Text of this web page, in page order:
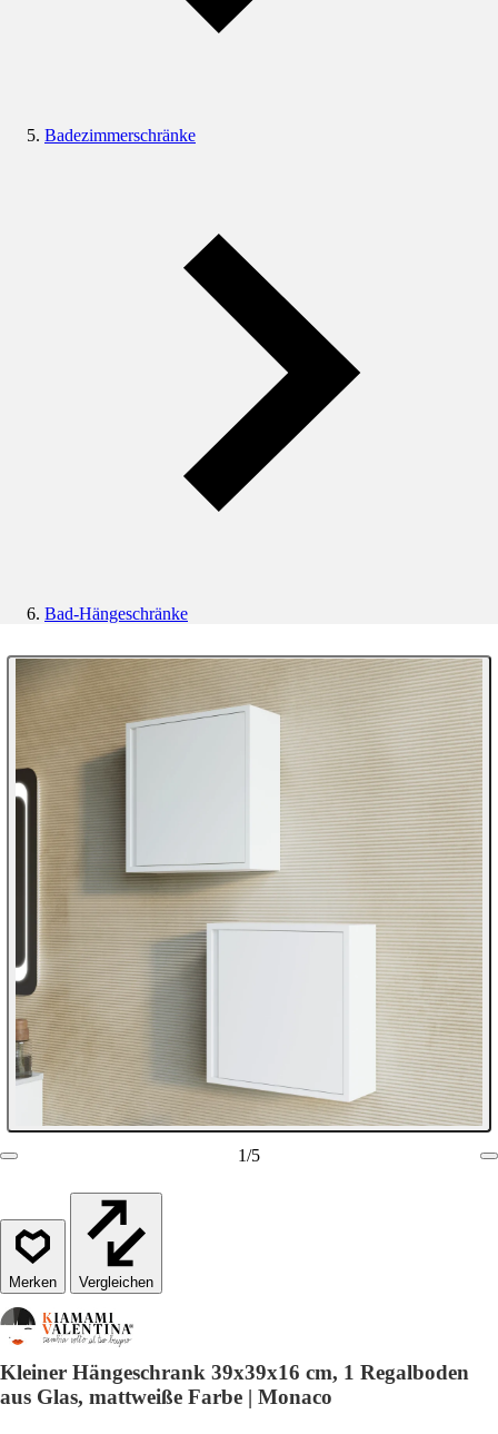
Badezimmerschränke
Bad-Hängeschränke
1/5
Vergleichen
Kleiner Hängeschrank 39x39x16 cm, 1 Regalboden
aus Glas, mattweiße Farbe | Monaco